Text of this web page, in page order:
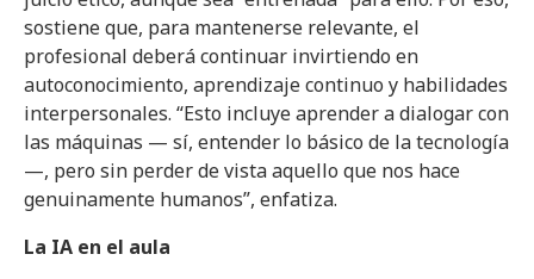
sostiene que, para mantenerse relevante, el
profesional deberá continuar invirtiendo en
autoconocimiento, aprendizaje continuo y habilidades
interpersonales. “Esto incluye aprender a dialogar con
las máquinas — sí, entender lo básico de la tecnología
—, pero sin perder de vista aquello que nos hace
genuinamente humanos”, enfatiza.
La IA en el aula